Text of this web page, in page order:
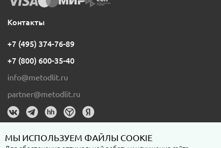
Контакты
+7 (495) 374-76-89
+7 (800) 600-35-40
info@metodlit.ru
partner@metodlit.ru
МЫ ИСПОЛЬЗУЕМ ФАЙЛЫ COOKIE